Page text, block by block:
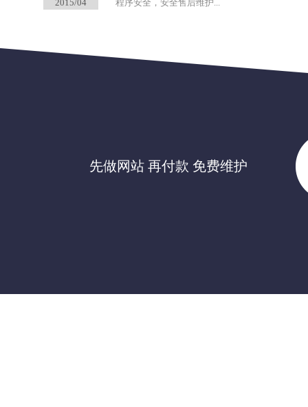
2015/04 程序安全，安全售后维护...
先做网站 再付款 免费维护